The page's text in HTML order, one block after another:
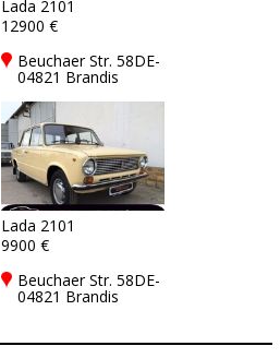
Lada 2101
12900 €
Beuchaer Str. 58DE-
04821 Brandis
Lada 2101
9900 €
Beuchaer Str. 58DE-
04821 Brandis